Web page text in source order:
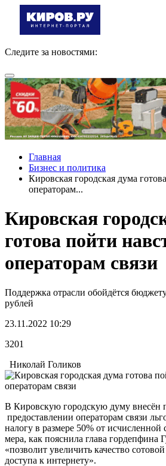
Следите за новостями:
Главная
Бизнес и политика
Кировская городская дума
операторам...
Кировская
готова пойти
операторам связи
Поддержка отрасли обойдётся
рублей
23.11.2022 10:29
3201
Николай Голиков
В Кировскую городскую думу внесён
предоставлении операторам связи
налогу в размере 50% от
мера, как пояснила глава гордепфина
«позволит увеличить качество
доступа к интернету».